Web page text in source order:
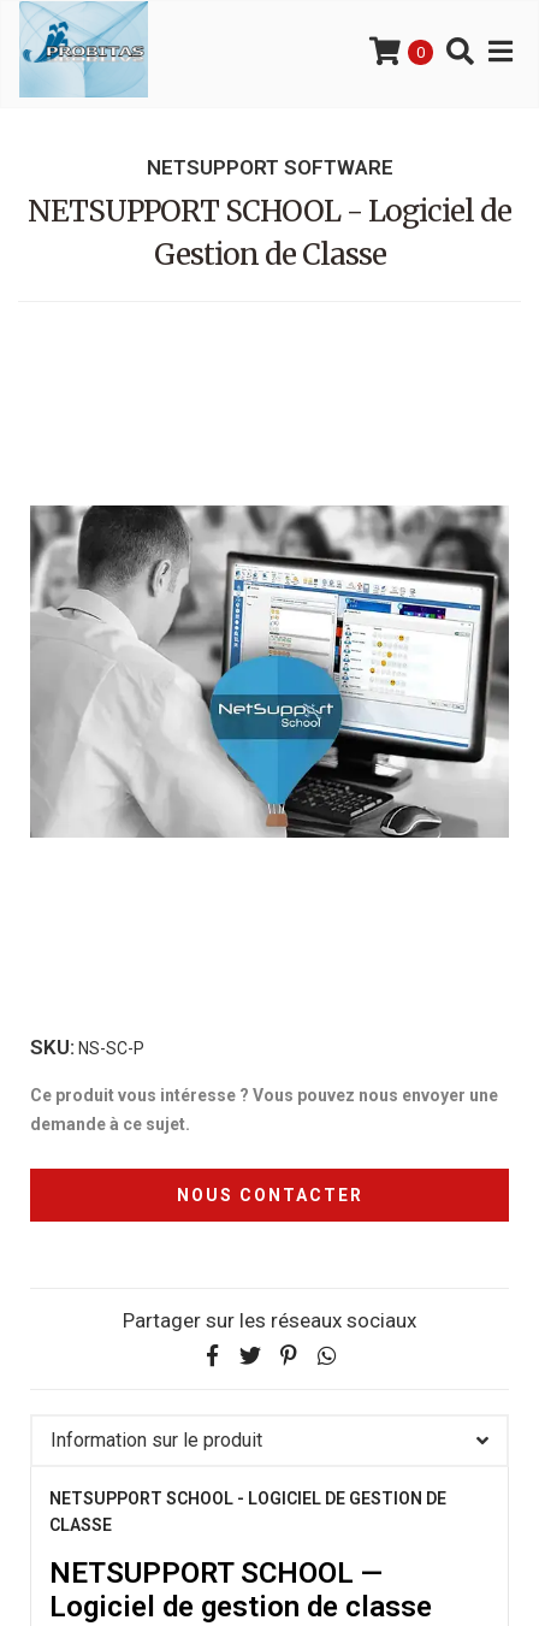
0
NETSUPPORT SOFTWARE
NETSUPPORT SCHOOL - Logiciel de
Gestion de Classe
SKU: NS-SC-P
Ce produit vous intéresse ? Vous pouvez nous envoyer une
demande à ce sujet.
NOUS CONTACTER
Partager sur les réseaux sociaux
Information sur le produit
NETSUPPORT SCHOOL - LOGICIEL DE GESTION DE
CLASSE
NETSUPPORT SCHOOL —
Logiciel de gestion de classe